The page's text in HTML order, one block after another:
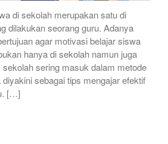
di sekolah merupakan satu di
dilakukan seorang guru. Adanya
agar motivasi belajar siswa
hanya di sekolah namun juga
sering masuk dalam metode
sebagai tips mengajar efektif
[…]